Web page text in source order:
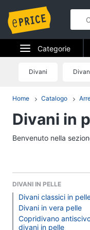
Categorie
Telefonia
Tv e Home
Videogiochi
Audio e musica
Divani
Home Catalogo
Divani in
Benvenuto nella
DIVANI IN PELLE
Divani classici in
Divani in vera pelle
Copridivano
divani in pelle